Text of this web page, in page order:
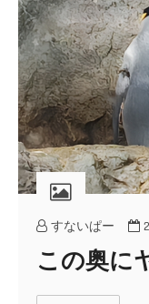
すないぱー
この奥に